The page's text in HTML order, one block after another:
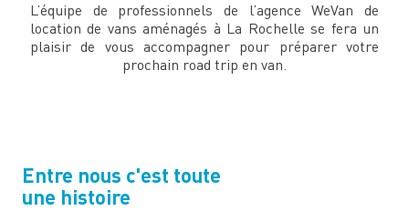
L’équipe de professionnels de l’agence WeVan de
location de vans aménagés à La Rochelle se fera un
plaisir de vous accompagner pour préparer votre
prochain road trip en van.
Entre nous c'est toute
une histoire